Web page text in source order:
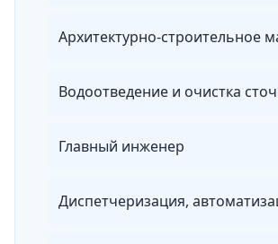
Водоотведение и очистка
Главный инженер